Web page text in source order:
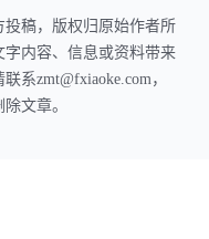
稿，版权归原始作者所
内容、信息或资料带来
系zmt@fxiaoke.com，
文章。